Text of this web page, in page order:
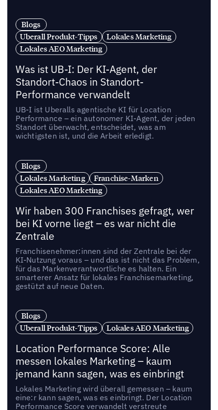
Blogs
Uberall Produkt-Tipps
Lokales Marketing
Lokales AEO Marketing
Was ist UB-I: Der KI-Agent, der
Standort-Chaos in Standort-
Performance verwandelt
UB-I ist Uberalls agentische KI für Location
Performance – ein autonomer KI-Agent, der jeden
Standort überwacht, entscheidet, was am
wichtigsten ist, und die Arbeit erledigt.
Blogs
Lokales Marketing
Franchise-Marken
Lokales AEO Marketing
Wir haben 300 Franchises gefragt, wer
bei KI vorne liegt – es war nicht die
Zentrale
Franchisenehmer:innen sind der Zentrale bei der
KI-Nutzung voraus – und das ist nicht das Problem,
für das Markenverantwortliche es halten. Ein
smarterer Ansatz für lokales Franchisemarketing,
gestützt auf neue Daten.
Blogs
Uberall Produkt-Tipps
Lokales AEO Marketing
Location Performance Score: Alle
messen lokales Marketing – kaum
jemand kann sagen, was es einbringt
Lokales Marketing wird überall gemessen – kaum
eine:r kann sagen, was es einbringt. Der Location
Performance Score verwandelt verstreute